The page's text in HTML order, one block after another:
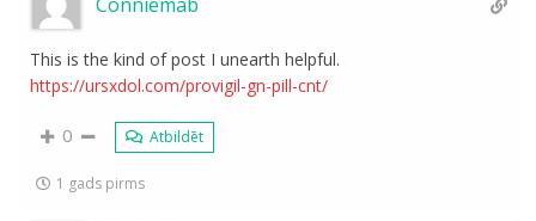
This is the kind of post I unearth helpful.
https://ursxdol.com/provigil-gn-pill-cnt/
0 Atbildēt
1 gads pirms